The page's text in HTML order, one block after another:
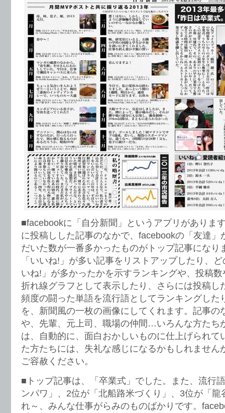
■facebookに「自分新聞」というアプリがありま
に投稿しした記事のなかで、facebookの「友達」
だいた数が一番多かったものがトップ記事になり
「いいね!」が多い記事をリストアップしたり、
いね!」が多かったかを示すランキングや、投稿
折れ線グラフとして表示したり、さらには投稿し
頻度の闘った単語を流行語としてランキングした
を、新聞風の一枚の画像にしてくれます。記事の
や、先輩、元上司、職場の仲間…いろんな方たち
は、自動的に、面白おかしいものに仕上げられて
た方たちには、失礼な感じになるかもしれません
ご容赦ください。
■トップ記事は、「卒業式」でした。また、流行
ンパワ」、2位が「北船路米づくり」、3位が「
れ～、みんな仕事がらみのものばかりです。